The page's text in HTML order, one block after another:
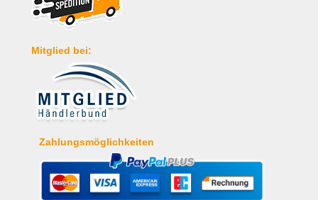
Mitglied bei:
Zahlungsmöglichkeiten